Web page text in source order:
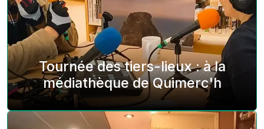
Tournée des tiers-lieux : à la
médiathèque de Quimerc'h